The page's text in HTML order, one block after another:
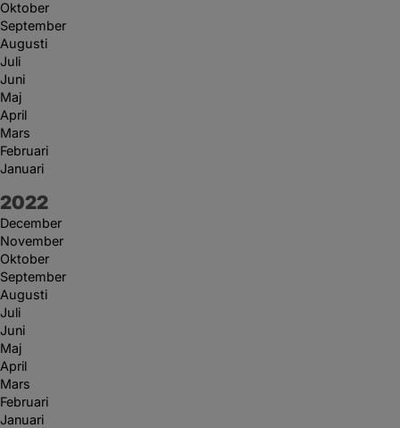
Oktober
September
Augusti
Juli
Juni
Maj
April
Mars
Februari
Januari
År:
2022
December
November
Oktober
September
Augusti
Juli
Juni
Maj
April
Mars
Februari
Januari